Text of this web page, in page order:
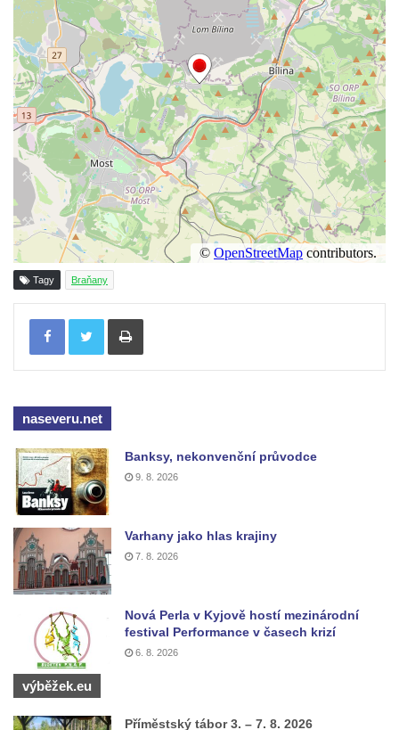
Socha Tygr v ZOO Hluboká
Socha Želva v ZOO Hluboká
Socha Kozorožec horský v ZOO Hluboká
Socha Včela v ZOO Hluboká
Socha Housenka v ZOO Hluboká
Socha Nosorožík v ZOO Hluboká
Socha Rosomák v ZOO Hluboká
Socha Beruška v ZOO Hluboká
Lysá nad Labem, barokní město Šporkovo
Socha Vážka v ZOO Hluboká
Socha Volavka v ZOO Hluboká
Flamingo trůn v ZOO Hluboká
Lavička Kůň Převalského v ZOO Hluboká
Socha Opičákovník v ZOO Hluboká
Socha Mystik v ZOO Hluboká
Reliéf Rodina a práce na budově záložny
čp. 69/1 v Českých Budějovicích
Socha Jana Valeria Jirsíka u Černé věže v
Českých Budějovicích
Socha Krista klesajícího pod křížem u
kostela svatého Mikuláše v Českých
Socha svatého Jana Nepomuckého u
kostela svaté Rodiny v Českých
Budějovicích
Tagy Braňany
Tisknout
naseveru.net
Banksy, nekonvenční průvodce
9. 8. 2026
Varhany jako hlas krajiny
7. 8. 2026
Nová Perla v Kyjově hostí mezinárodní
festival Performance v časech krizí
6. 8. 2026
výběžek.eu
Příměstský tábor 3. – 7. 8. 2026